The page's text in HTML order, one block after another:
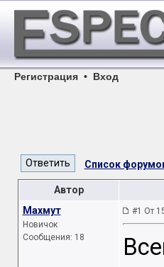
Регистрация • Вход
Список
Автор
Махмут
Новичок
Сообщения: 18
#1 От